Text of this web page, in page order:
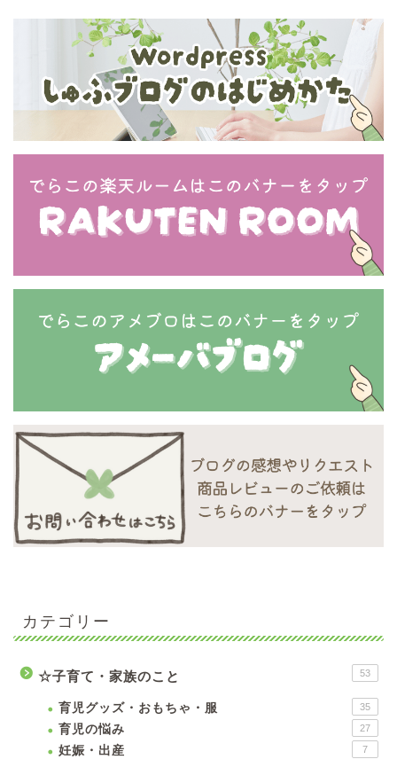
カテゴリー
☆子育て・家族のこと 53
育児グッズ・おもちゃ・服 35
育児の悩み 27
妊娠・出産 7